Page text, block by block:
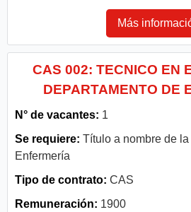
Más
CAS 002: TECNICO EN
DEPARTAMENTO DE
N° de vacantes: 1
Se requiere: Título a nombre de
Enfermería
Tipo de contrato: CAS
Remuneración: 1900